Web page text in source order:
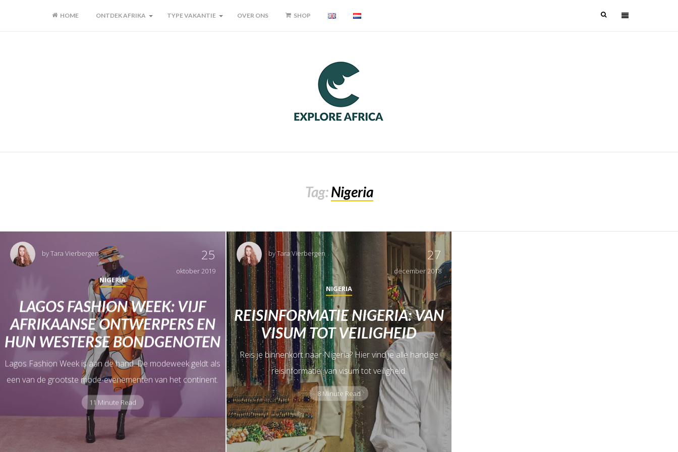
HOME ONTDEK AFRIKA TYPE VAKANTIE OVER ONS SHOP
Tag:Nigeria
byTara Vierbergen 25
oktober 2019
NIGERIA
LAGOS FASHION WEEK: VIJF
AFRIKAANSE ONTWERPERS EN
HUN WESTERSE BONDGENOTEN
Lagos Fashion Week is aan de hand. De modeweek geldt als
een van de grootste mode-evenementen van het continent.
11 Minute Read
byTara Vierbergen 27
december 2018
NIGERIA
REISINFORMATIE NIGERIA: VAN
VISUM TOT VEILIGHEID
Reis je binnenkort naar Nigeria? Hier vind je alle handige
reisinformatie: van visum tot veiligheid.
8 Minute Read